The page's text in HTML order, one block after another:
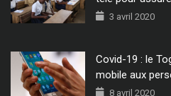
3 avril 2020
Covid-19 : le
mobile aux
8 avril 2020